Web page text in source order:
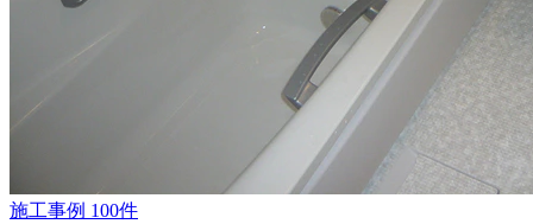
施工事例 100件